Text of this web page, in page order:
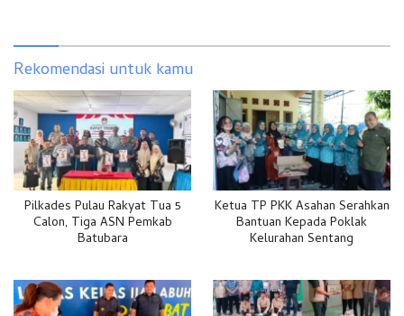
Rekomendasi untuk kamu
Pilkades Pulau Rakyat Tua 5
Calon, Tiga ASN Pemkab
Batubara
Ketua TP PKK Asahan Serahkan
Bantuan Kepada Poklak
Kelurahan Sentang